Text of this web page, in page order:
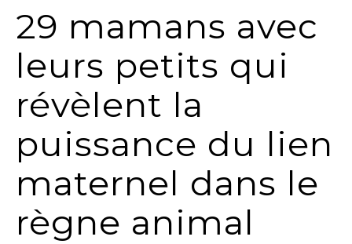
29 mamans avec
leurs petits qui
révèlent la
puissance du lien
maternel dans le
règne animal